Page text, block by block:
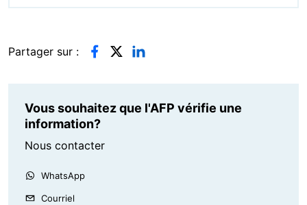
Partager sur :
Vous souhaitez que l'AFP vérifie une
information?
Nous contacter
WhatsApp
Courriel